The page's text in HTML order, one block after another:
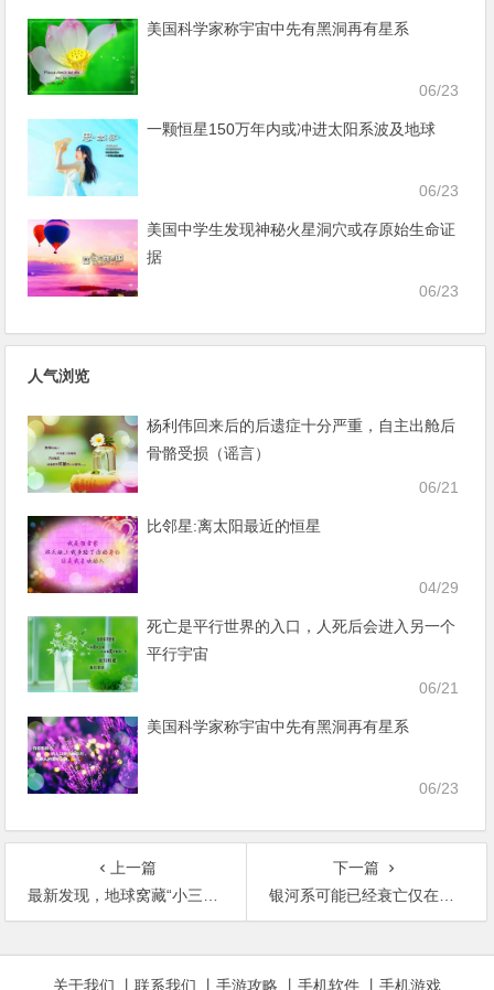
美国科学家称宇宙中先有黑洞再有星系
06/23
一颗恒星150万年内或冲进太阳系波及地球
06/23
美国中学生发现神秘火星洞穴或存原始生命证
据
06/23
人气浏览
杨利伟回来后的后遗症十分严重，自主出舱后
骨骼受损（谣言）
06/21
比邻星:离太阳最近的恒星
04/29
死亡是平行世界的入口，人死后会进入另一个
平行宇宙
06/21
美国科学家称宇宙中先有黑洞再有星系
06/23
上一篇
最新发现，地球窝藏“小三”一个世纪，月球已经哭晕在厕所！
下一篇
银河系可能已经衰亡仅在维持运行，但有现象证明“死亡结果”也不是绝对的
关于我们 联系我们 手游攻略 手机软件 手机游戏